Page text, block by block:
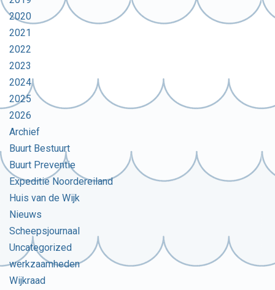
2020
2021
2022
2023
2024
2025
2026
Archief
Buurt Bestuurt
Buurt Preventie
Expeditie Noordereiland
Huis van de Wijk
Nieuws
Scheepsjournaal
Uncategorized
werkzaamheden
Wijkraad